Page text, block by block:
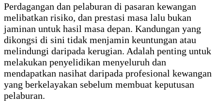
Perdagangan dan pelaburan di pasaran kewangan
melibatkan risiko, dan prestasi masa lalu bukan
jaminan untuk hasil masa depan. Kandungan yang
dikongsi di sini tidak menjamin keuntungan atau
melindungi daripada kerugian. Adalah penting untuk
melakukan penyelidikan menyeluruh dan
mendapatkan nasihat daripada profesional kewangan
yang berkelayakan sebelum membuat keputusan
pelaburan.